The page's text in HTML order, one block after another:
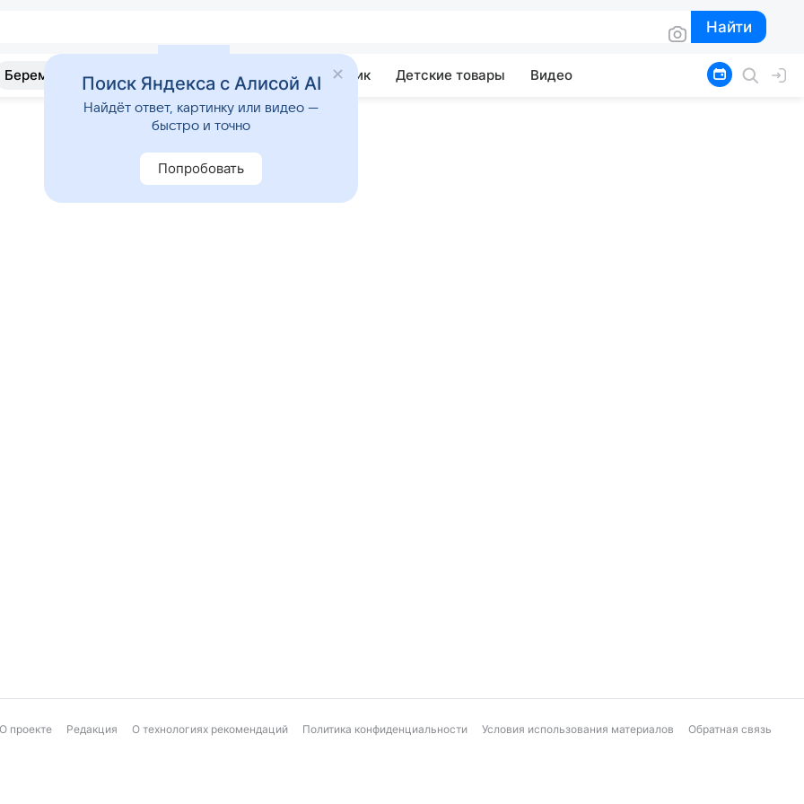
Найти
Найти
Беременность Развитие Почемучка Учебник Детские товары Видео
О проекте Редакция О технологиях рекомендаций Политика конфиденциальности Условия использования материалов Обратная связь
Поиск Яндекса с Алисой AI
Найдёт ответ, картинку или видео —
быстро и точно
Попробовать